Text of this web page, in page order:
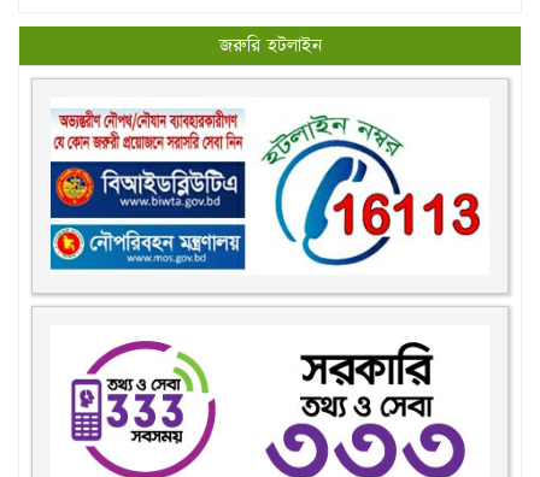
জরুরি হটলাইন